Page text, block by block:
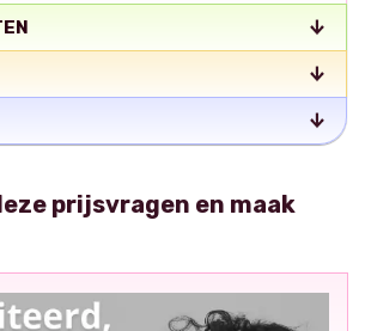
prijsvragen en maak